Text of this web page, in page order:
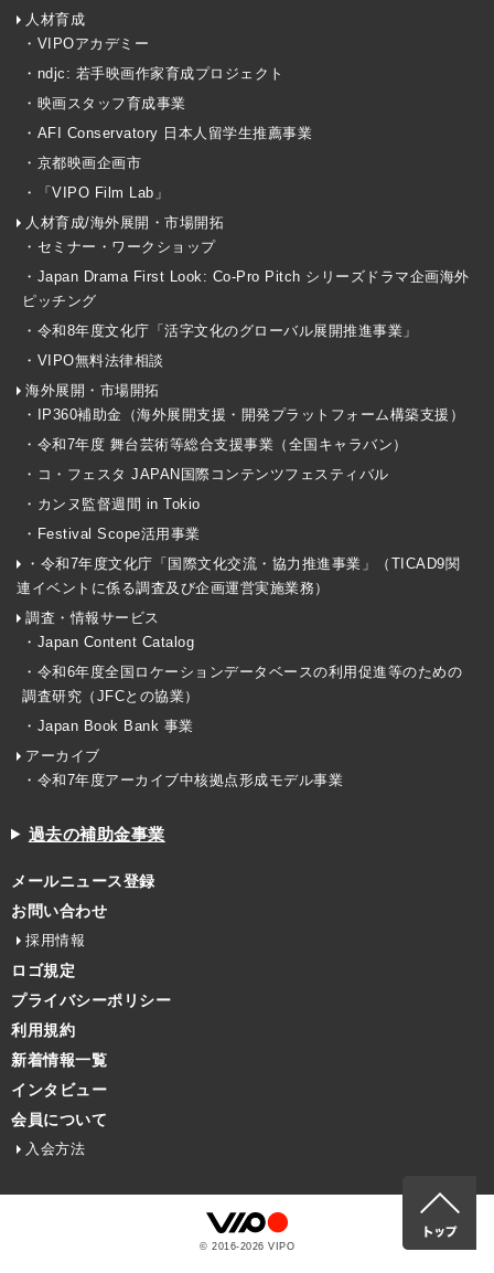
人材育成
・VIPOアカデミー
・ndjc: 若手映画作家育成プロジェクト
・映画スタッフ育成事業
・AFI Conservatory 日本人留学生推薦事業
・京都映画企画市
・「VIPO Film Lab」
人材育成/海外展開・市場開拓
・セミナー・ワークショップ
・Japan Drama First Look: Co-Pro Pitch シリーズドラマ企画海外
ピッチング
・令和8年度文化庁「活字文化のグローバル展開推進事業」
・VIPO無料法律相談
海外展開・市場開拓
・IP360補助金（海外展開支援・開発プラットフォーム構築支援）
・令和7年度 舞台芸術等総合支援事業（全国キャラバン）
・コ・フェスタ JAPAN国際コンテンツフェスティバル
・カンヌ監督週間 in Tokio
・Festival Scope活用事業
・令和7年度文化庁「国際文化交流・協力推進事業」（TICAD9関
連イベントに係る調査及び企画運営実施業務）
調査・情報サービス
・Japan Content Catalog
・令和6年度全国ロケーションデータベースの利用促進等のための
調査研究（JFCとの協業）
・Japan Book Bank 事業
アーカイブ
・令和7年度アーカイブ中核拠点形成モデル事業
過去の補助金事業
メールニュース登録
お問い合わせ
採用情報
ロゴ規定
プライバシーポリシー
利用規約
新着情報一覧
インタビュー
会員について
入会方法
© 2016-2026 VIPO